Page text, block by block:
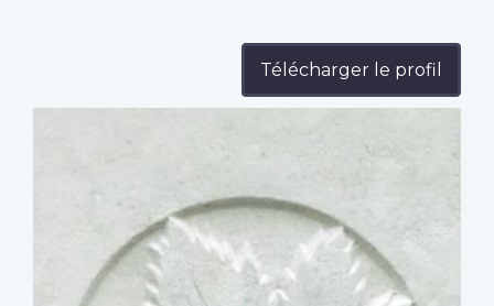
Télécharger le profil